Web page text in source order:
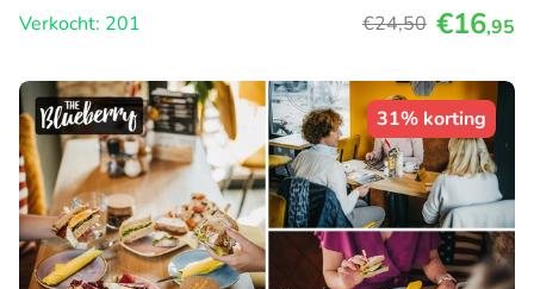
Verkocht: 201
€24,50 €16,95
31% korting